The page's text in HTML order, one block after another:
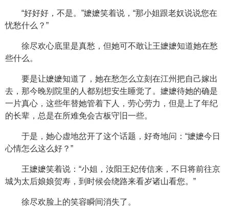
“好好好，不是。”嬷嬷笑着说，“那小姐跟老奴说说您在
忧愁什么？”
徐尽欢心底里是真愁，但她可不敢让王嬷嬷知道她在愁
些什么。
要是让嬷嬷知道了，她在愁怎么立刻在江州把自己嫁出
去，那今晚别院里的人都别想安生睡觉了。嬷嬷待她的确是
一片真心，这些年替她管着下人，劳心劳力，但是上了年纪
的长辈，总是在所难免会古板守旧一些。
于是，她心虚地岔开了这个话题，好奇地问：“嬷嬷今日
心情怎么这么好？”
王嬷嬷笑着说：“小姐，汝阳王妃传信来，不日将前往京
城为太后娘娘贺寿，到时候会绕路来看岁诸山看您。”
徐尽欢脸上的笑容瞬间消失了。